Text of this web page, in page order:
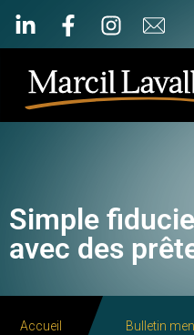
Simple
avec des
Accueil Bulletin